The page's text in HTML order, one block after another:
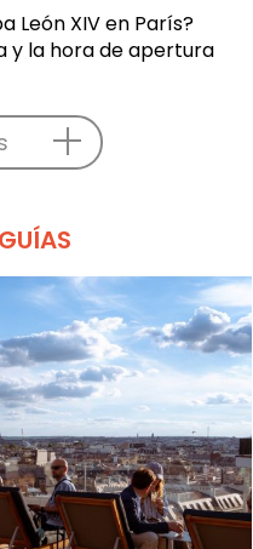
León XIV en París?
y la hora de apertura